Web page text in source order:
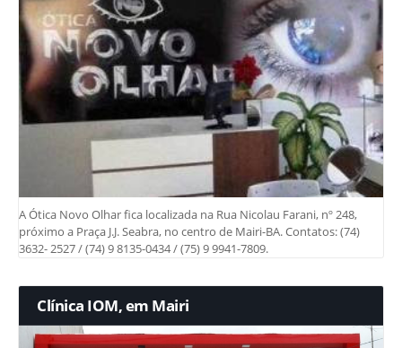
A Ótica Novo Olhar fica localizada na Rua Nicolau Farani, nº 248,
próximo a Praça J.J. Seabra, no centro de Mairi-BA. Contatos: (74)
3632- 2527 / (74) 9 8135-0434 / (75) 9 9941-7809.
Clínica IOM, em Mairi